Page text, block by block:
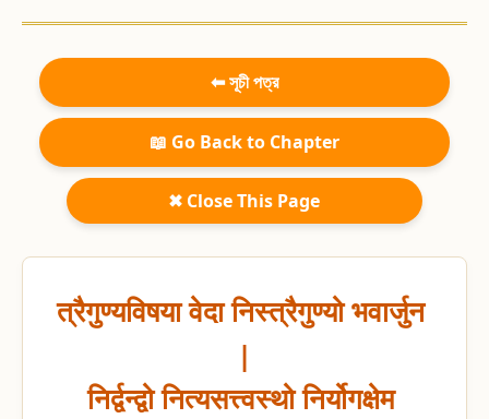
⬅ সূচী পত্র
📖 Go Back to Chapter
✖ Close This Page
त्रैगुण्यविषया वेदा निस्त्रैगुण्यो भवार्जुन
|
निर्द्वन्द्वो नित्यसत्त्वस्थो निर्योगक्षेम